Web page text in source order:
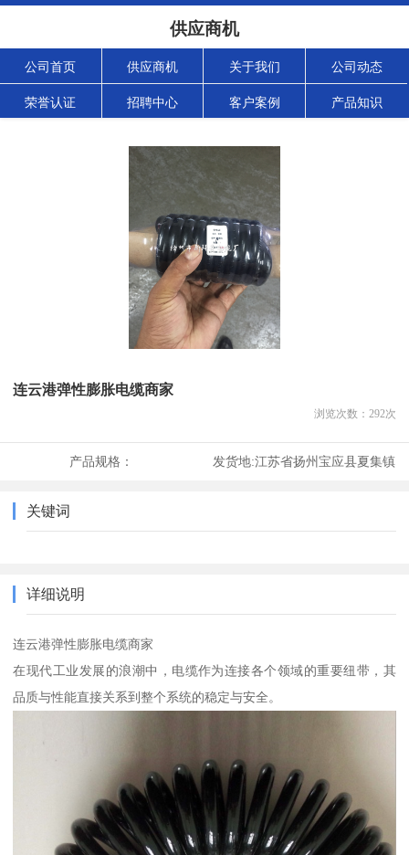
供应商机
公司首页 供应商机 关于我们 公司动态
荣誉认证 招聘中心 客户案例 产品知识
连云港弹性膨胀电缆商家
浏览次数： 292次
产品规格： 发货地:江苏省扬州宝应县夏集镇
关键词
详细说明
连云港弹性膨胀电缆商家
在现代工业发展的浪潮中，电缆作为连接各个领域的重要纽带，其
品质与性能直接关系到整个系统的稳定与安全。